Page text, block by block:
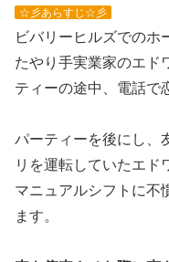
☆彡あらすじ☆彡
ビバリーヒルズでのホ
たやり手実業家のエド
ティーの途中、電話で
パーティーを後にし、
リを運転していたエド
マニュアルシフトに不
ます。